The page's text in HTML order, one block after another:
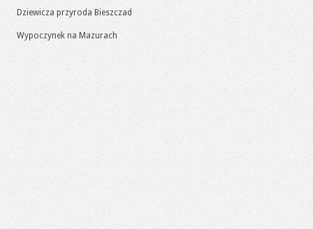
Dziewicza przyroda Bieszczad
Wypoczynek na Mazurach